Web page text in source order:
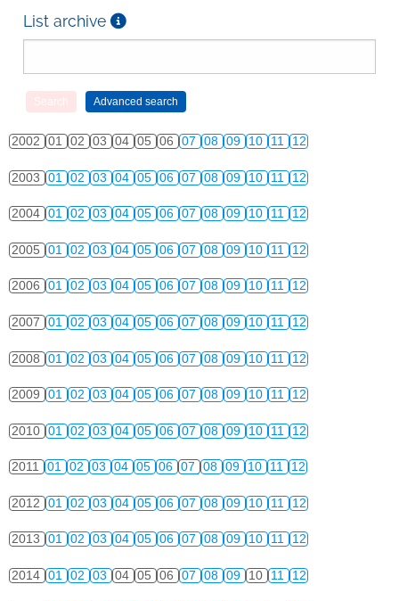
List archive
2002 01 02 03 04 05 06 07 08 09 10 11 12
2003 01 02 03 04 05 06 07 08 09 10 11 12
2004 01 02 03 04 05 06 07 08 09 10 11 12
2005 01 02 03 04 05 06 07 08 09 10 11 12
2006 01 02 03 04 05 06 07 08 09 10 11 12
2007 01 02 03 04 05 06 07 08 09 10 11 12
2008 01 02 03 04 05 06 07 08 09 10 11 12
2009 01 02 03 04 05 06 07 08 09 10 11 12
2010 01 02 03 04 05 06 07 08 09 10 11 12
2011 01 02 03 04 05 06 07 08 09 10 11 12
2012 01 02 03 04 05 06 07 08 09 10 11 12
2013 01 02 03 04 05 06 07 08 09 10 11 12
2014 01 02 03 04 05 06 07 08 09 10 11 12